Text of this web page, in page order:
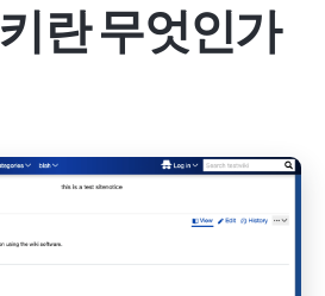
란 무엇인가